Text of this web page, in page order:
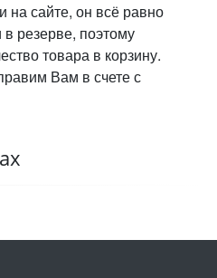
на сайте, он всё равно
резерве, поэтому
товара в корзину.
Вам в счете с